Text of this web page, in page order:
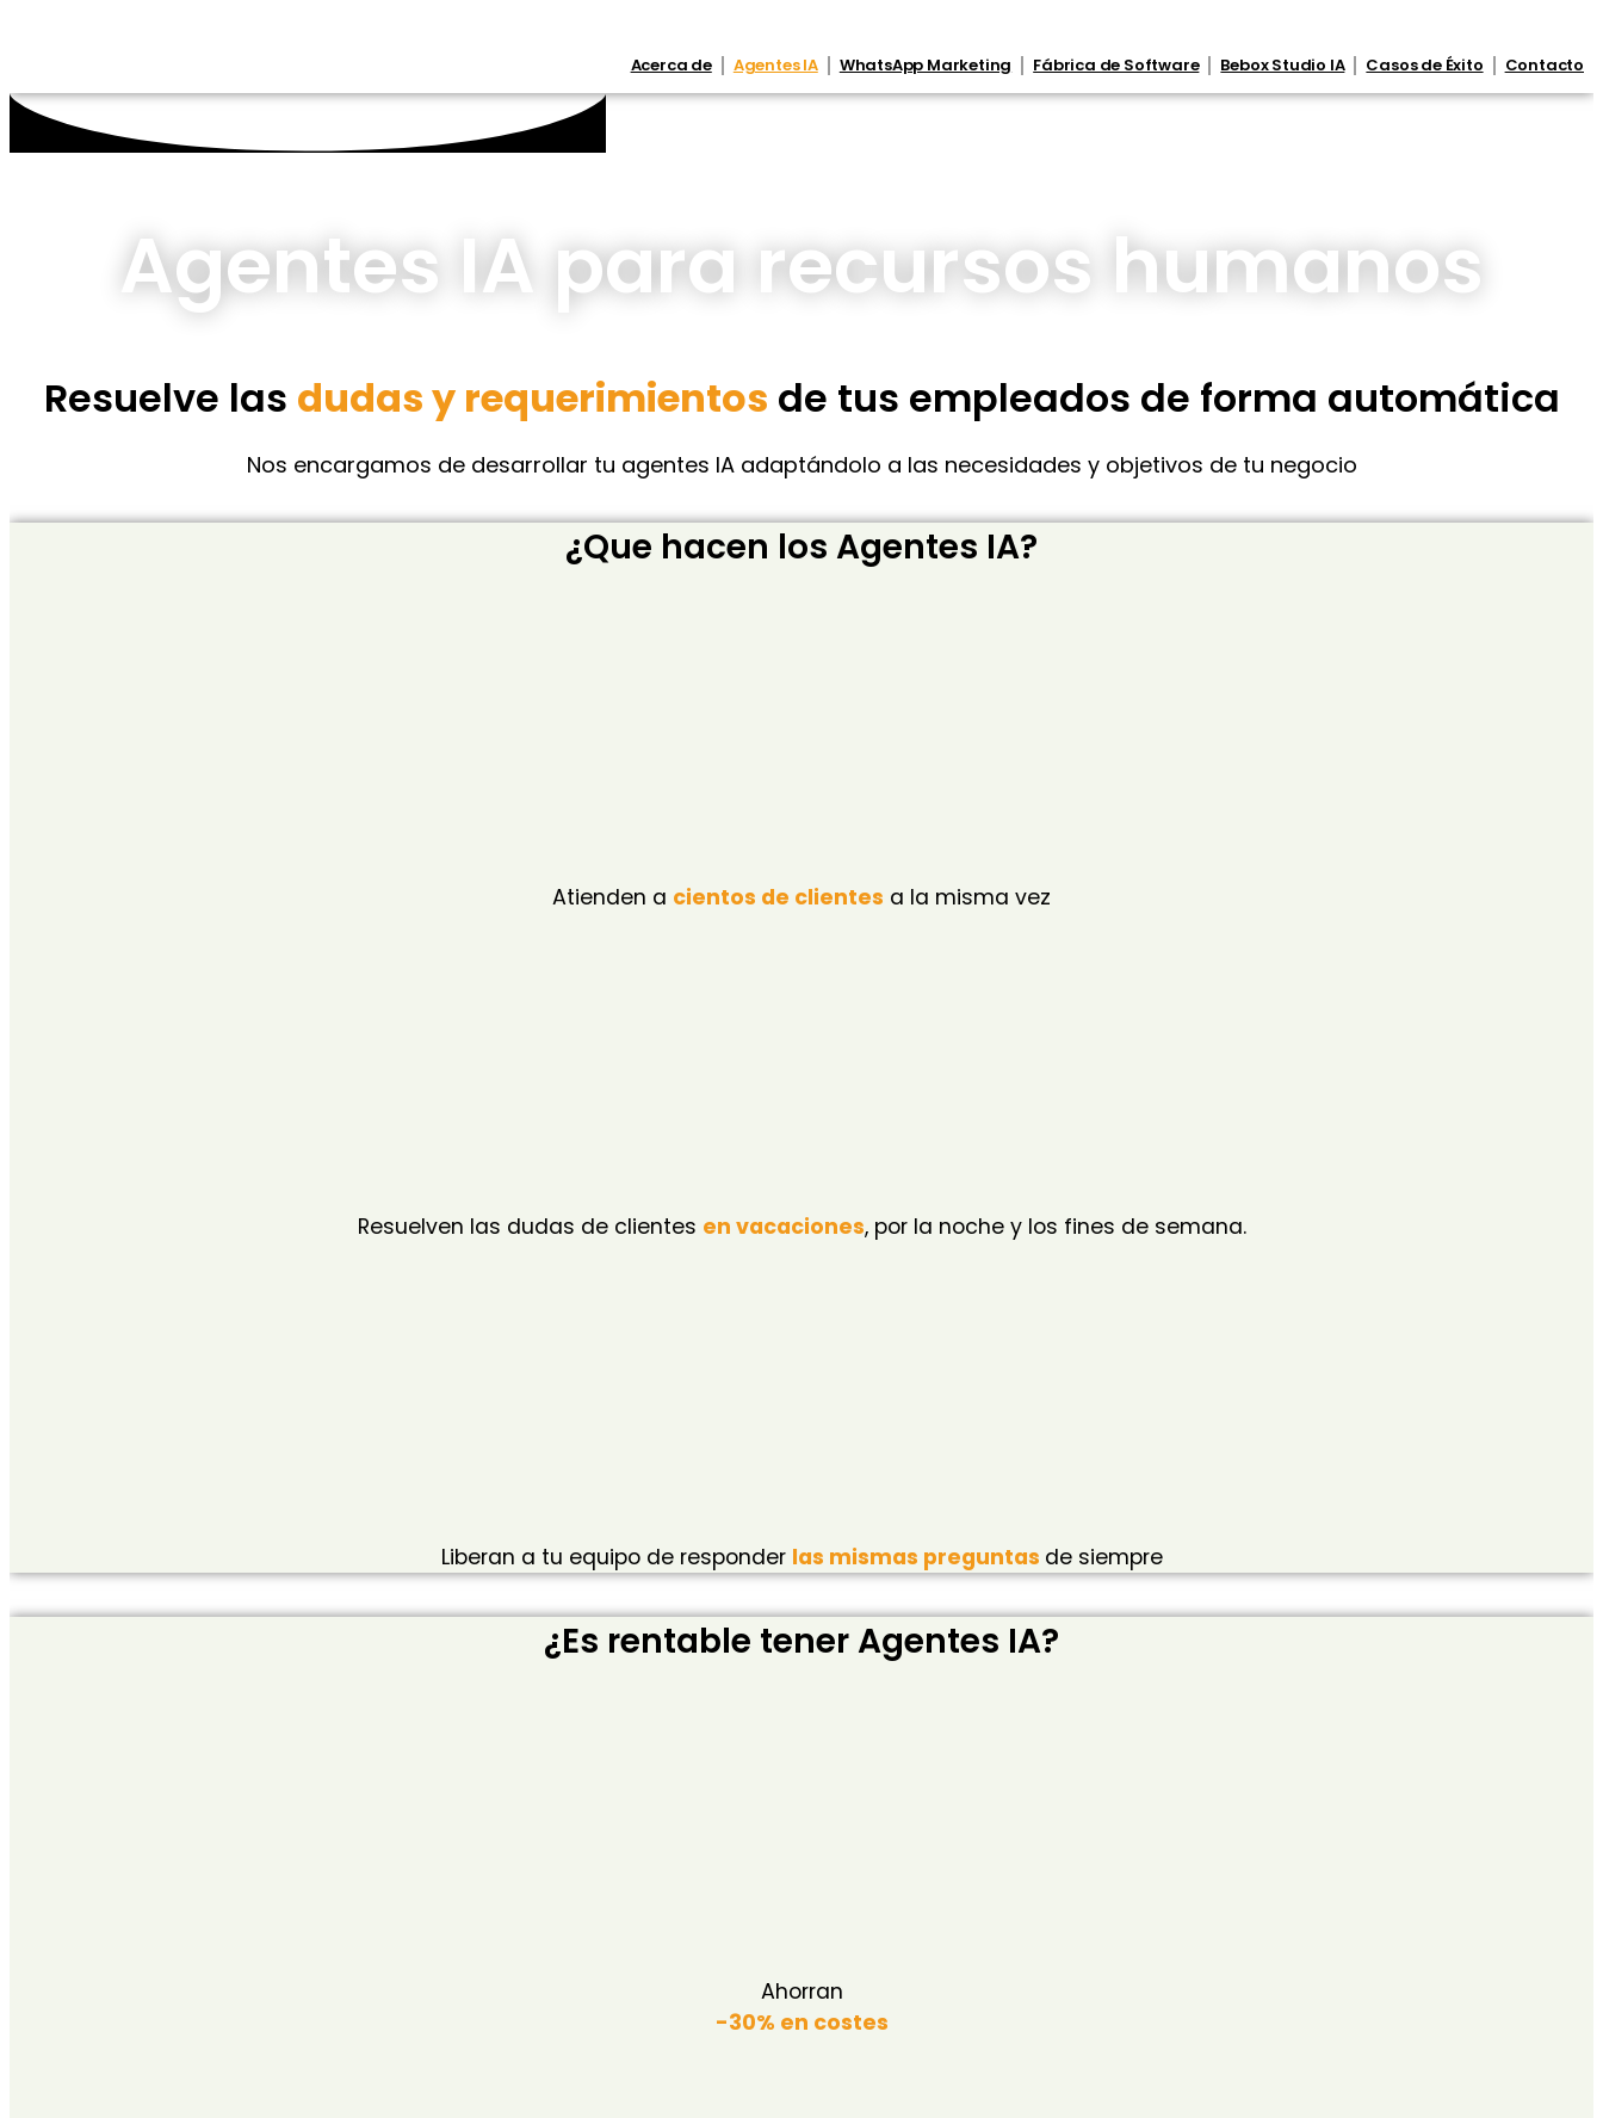
Acerca de Agentes IA WhatsApp Marketing Fábrica de Software Bebox Studio IA Casos de Éxito Contacto
Agentes IA para recursos humanos
Resuelve las dudas y requerimientos de tus empleados de forma automática
Nos encargamos de desarrollar tu agentes IA adaptándolo a las necesidades y objetivos de tu negocio
¿Que hacen los Agentes IA?
Atienden a cientos de clientes a la misma vez
Resuelven las dudas de clientes en vacaciones, por la noche y los fines de semana.
Liberan a tu equipo de responder las mismas preguntas de siempre
¿Es rentable tener Agentes IA?
Ahorran
-30% en costes